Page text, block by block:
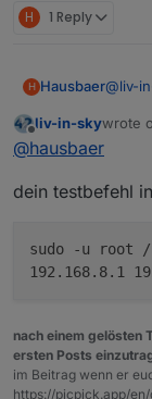
H 1 Reply
H Hausbaer@liv-
local
Sorry,
Offline
liv-in-skywrote
last
@hausbaer
dein testbefehl
sudo -u root /
192.168.8.1
nach einem gelösten
ersten Posts
im Beitrag wenn er
https://picpick.app/